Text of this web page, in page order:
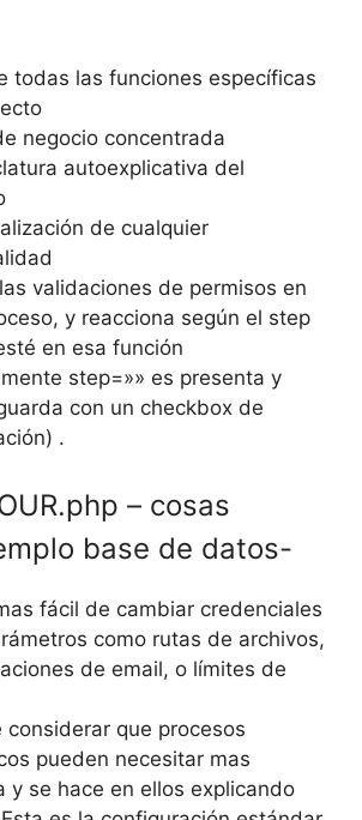
todas las funciones específicas
negocio concentrada
autoexplicativa del
de cualquier
validaciones de permisos en
y reacciona según el step
en esa función
step=»» es presenta y
con un checkbox de
.
– cosas
base de datos-
fácil de cambiar credenciales
como rutas de archivos,
de email, o límites de
considerar que procesos
pueden necesitar mas
y se hace en ellos explicando